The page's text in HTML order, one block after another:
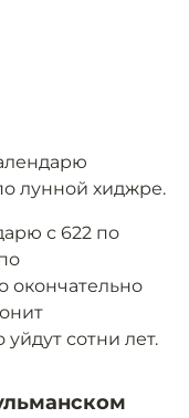
лунной хиджре.
с 622 по
окончательно
сотни лет.